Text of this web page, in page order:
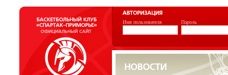
Имя пользователя Пароль